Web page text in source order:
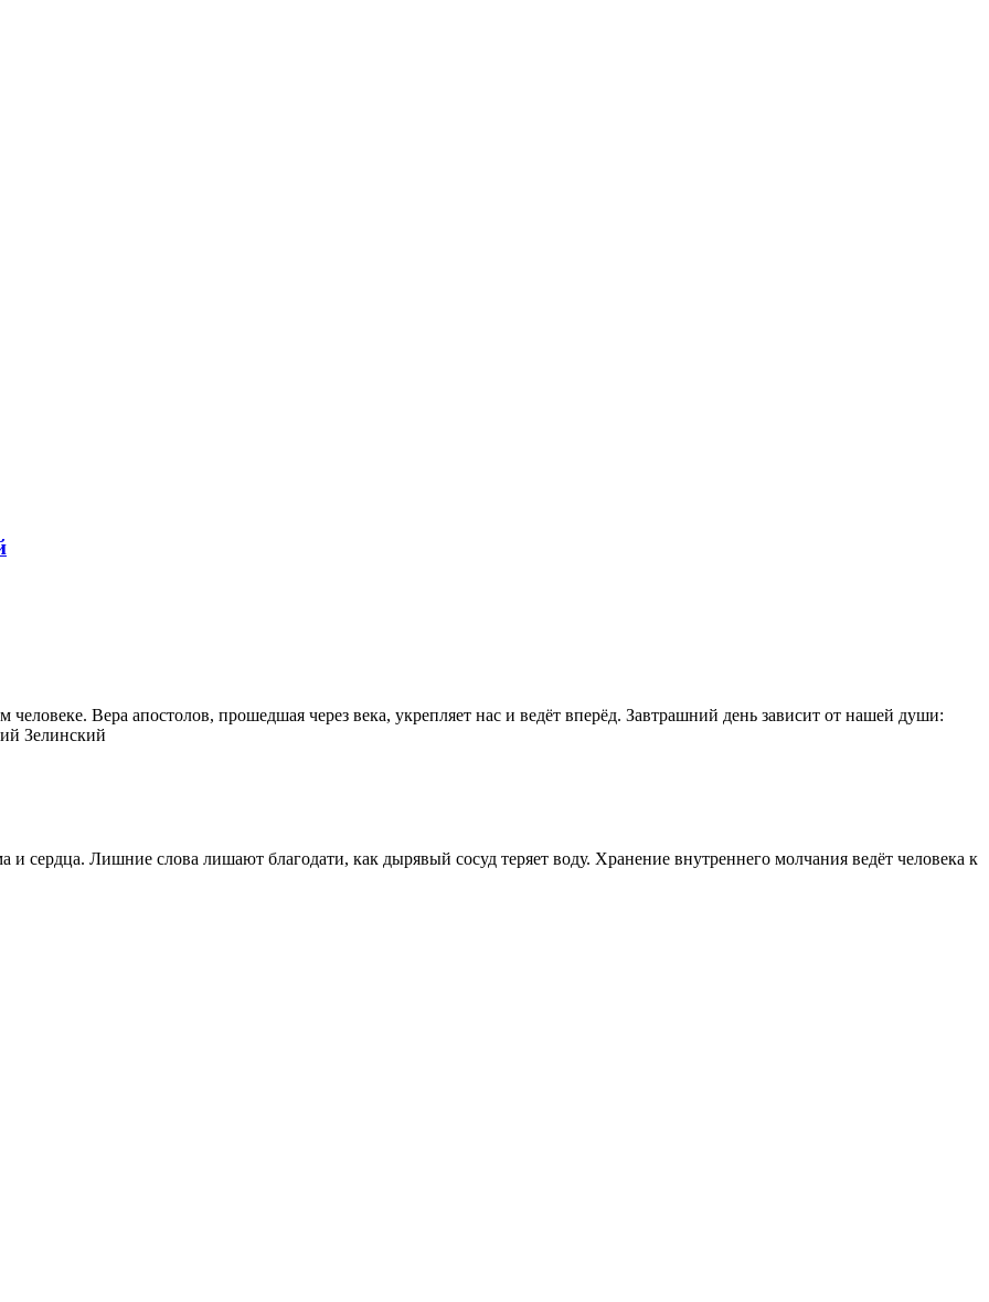
Вера апостолов, прошедшая через века, укрепляет нас и ведёт вперёд. Завтрашний день зависит от нашей души:
Зелинский
сердца. Лишние слова лишают благодати, как дырявый сосуд теряет воду. Хранение внутреннего молчания ведёт человека к